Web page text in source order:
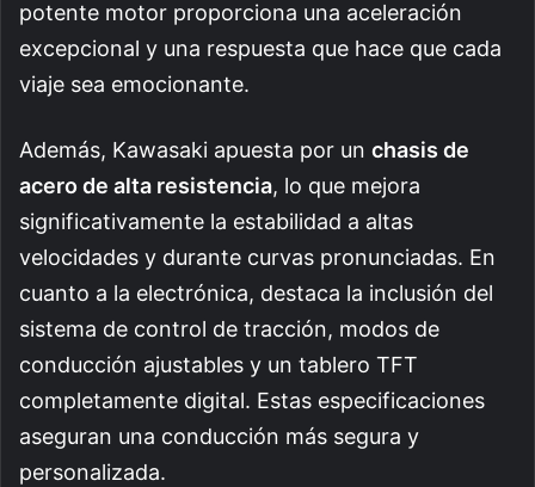
potente motor proporciona una aceleración
excepcional y una respuesta que hace que cada
viaje sea emocionante.
Además, Kawasaki apuesta por un chasis de
acero de alta resistencia, lo que mejora
significativamente la estabilidad a altas
velocidades y durante curvas pronunciadas. En
cuanto a la electrónica, destaca la inclusión del
sistema de control de tracción, modos de
conducción ajustables y un tablero TFT
completamente digital. Estas especificaciones
aseguran una conducción más segura y
personalizada.